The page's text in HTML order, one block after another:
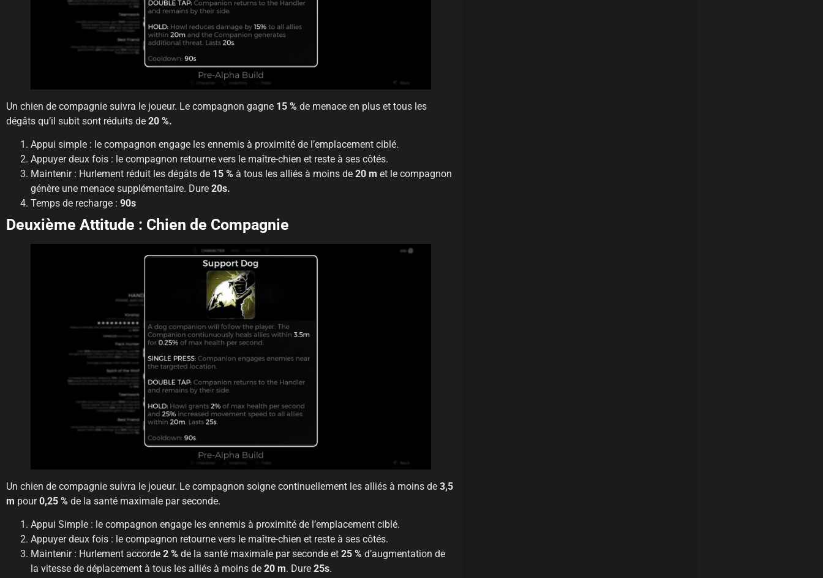
Un chien de compagnie suivra le joueur. Le compagnon gagne 15 % de menace en plus et tous les
dégâts qu’il subit sont réduits de 20 %.
Appui simple : le compagnon engage les ennemis à proximité de l’emplacement ciblé.
Appuyer deux fois : le compagnon retourne vers le maître-chien et reste à ses côtés.
Maintenir : Hurlement réduit les dégâts de 15 % à tous les alliés à moins de 20 m et le compagnon
génère une menace supplémentaire. Dure 20s.
Temps de recharge : 90s
Deuxième Attitude : Chien de Compagnie
Un chien de compagnie suivra le joueur. Le compagnon soigne continuellement les alliés à moins de 3,5
m pour0,25 % de la santé maximale par seconde.
Appui Simple : le compagnon engage les ennemis à proximité de l’emplacement ciblé.
Appuyer deux fois : le compagnon retourne vers le maître-chien et reste à ses côtés.
Maintenir : Hurlement accorde 2 % de la santé maximale par seconde et 25 % d’augmentation de
la vitesse de déplacement à tous les alliés à moins de 20 m. Dure 25s.